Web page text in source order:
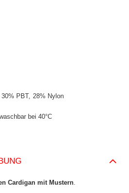
30% PBT 28% Nylon
bei 40°C
Cardigan mit Mustern.